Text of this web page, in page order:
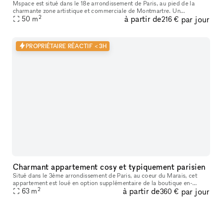
Mspace est situé dans le 18e arrondissement de Paris, au pied de la
charmante zone artistique et commerciale de Montmartre. Un
emplacement exceptionnel au cœur de Paris, à deux pas de Montmartre
50 m2 à partir de216 € par jour
PROPRIÉTAIRE RÉACTIF < 3H
Charmant appartement cosy et typiquement parisien
Situé dans le 3ème arrondissement de Paris, au coeur du Marais, cet
appartement est loué en option supplémentaire de la boutique en-
dessous. 1er étage avec ascenseur. 63 m2, parquet en chêne massif,
63 m2 à partir de360 € par jour